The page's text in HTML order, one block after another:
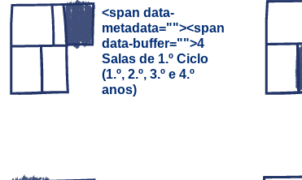
<span data-
metadata=""><span
data-buffer="">4
Salas de 1.º Ciclo
(1.º, 2.º, 3.º e 4.º
anos)